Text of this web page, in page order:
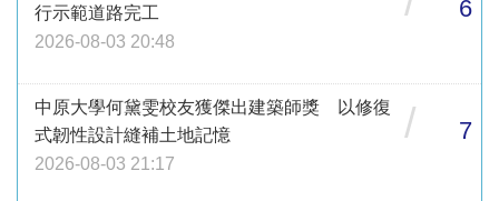
行示範道路完工
2026-08-03 20:48
6
中原大學何黛雯校友獲傑出建築師獎 以修復
式韌性設計縫補土地記憶
2026-08-03 21:17
/ 7